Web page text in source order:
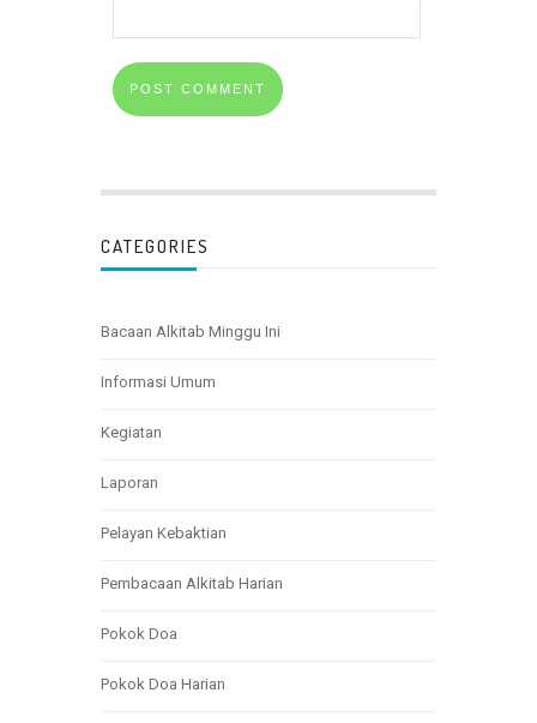
CATEGORIES
Bacaan Alkitab Minggu Ini
Informasi Umum
Kegiatan
Laporan
Pelayan Kebaktian
Pembacaan Alkitab Harian
Pokok Doa
Pokok Doa Harian